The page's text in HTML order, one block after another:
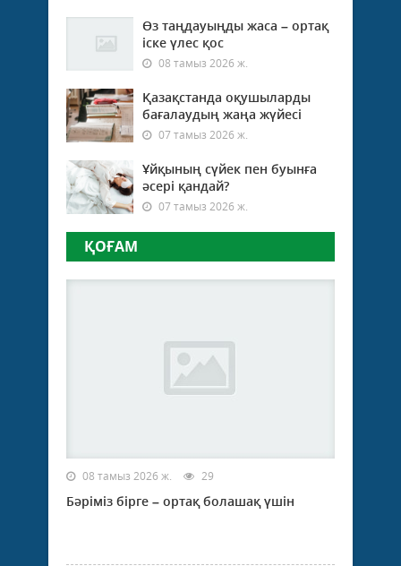
Өз таңдауыңды жаса – ортақ
іске үлес қос
08 тамыз 2026 ж.
Қазақстанда оқушыларды
бағалаудың жаңа жүйесі
07 тамыз 2026 ж.
Ұйқының сүйек пен буынға
әсері қандай?
07 тамыз 2026 ж.
ҚОҒАМ
08 тамыз 2026 ж. 29
Бәріміз бірге – ортақ болашақ үшін